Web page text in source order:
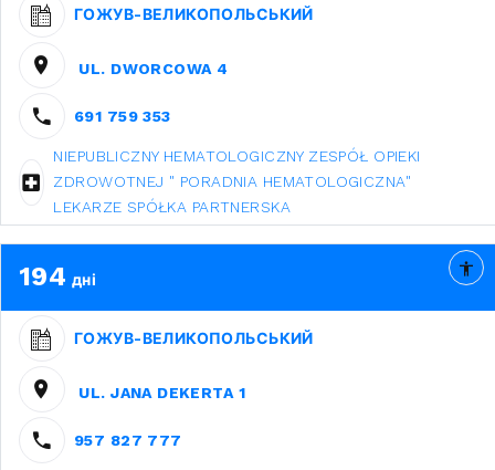
ГОЖУВ-ВЕЛИКОПОЛЬСЬКИЙ
UL. DWORCOWA 4
691 759 353
NIEPUBLICZNY HEMATOLOGICZNY ZESPÓŁ OPIEKI
ZDROWOTNEJ " PORADNIA HEMATOLOGICZNA"
LEKARZE SPÓŁKA PARTNERSKA
194 дні
ГОЖУВ-ВЕЛИКОПОЛЬСЬКИЙ
UL. JANA DEKERTA 1
957 827 777